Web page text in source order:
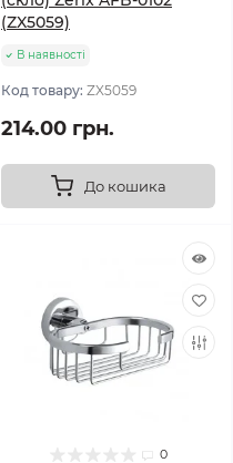
(ZX5059)
В наявності
Код товару: ZX5059
214.00 грн.
До кошика
0